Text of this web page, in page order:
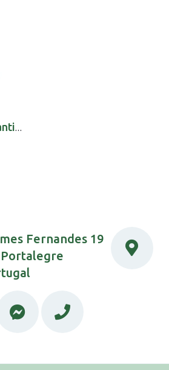
Absorvit Infantil Xar 150 Ml xars mL
Fernandes 19
Portalegre